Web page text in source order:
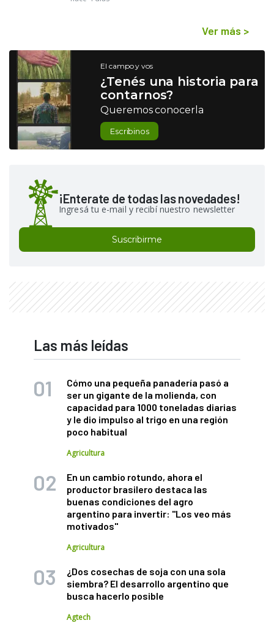
Ver más >
El campo y vos
¿Tenés una historia para
contarnos?
Queremos conocerla
Escribinos
¡Enterate de todas las novedades!
Ingresá tu e-mail y recibí nuestro newsletter
Suscribirme
Las más leídas
Cómo una pequeña panadería pasó a
ser un gigante de la molienda, con
capacidad para 1000 toneladas diarias
y le dio impulso al trigo en una región
poco habitual
Agricultura
En un cambio rotundo, ahora el
productor brasilero destaca las
buenas condiciones del agro
argentino para invertir: "Los veo más
motivados"
Agricultura
¿Dos cosechas de soja con una sola
siembra? El desarrollo argentino que
busca hacerlo posible
Agtech